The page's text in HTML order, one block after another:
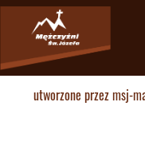
utworzone przezmsj-